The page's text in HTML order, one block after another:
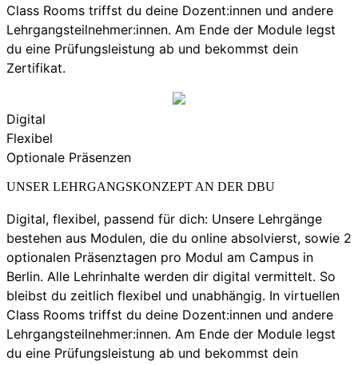
Class Rooms triffst du deine Dozent:innen und andere
Lehrgangsteilnehmer:innen. Am Ende der Module legst
du eine Prüfungsleistung ab und bekommst dein
Zertifikat.
Digital
Flexibel
Optionale Präsenzen
UNSER LEHRGANGSKONZEPT AN DER DBU
Digital, flexibel, passend für dich: Unsere Lehrgänge
bestehen aus Modulen, die du online absolvierst, sowie 2
optionalen Präsenztagen pro Modul am Campus in
Berlin. Alle Lehrinhalte werden dir digital vermittelt. So
bleibst du zeitlich flexibel und unabhängig. In virtuellen
Class Rooms triffst du deine Dozent:innen und andere
Lehrgangsteilnehmer:innen. Am Ende der Module legst
du eine Prüfungsleistung ab und bekommst dein